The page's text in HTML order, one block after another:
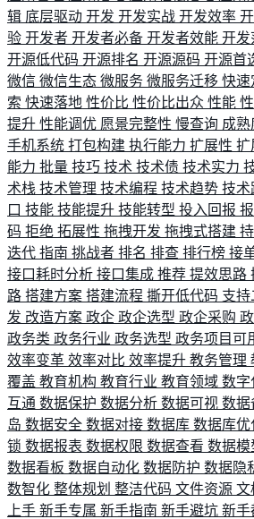
辑 底层驱动 开发 开发实战 开发效率
验 开发者 开发者必备 开发者效能 开发
开源低代码 开源排名 开源源码 开源首
微信 微信生态 微服务 微服务迁移 快速
索 快速落地 性价比 性价比出众 性能
提升 性能调优 愿景完整性 慢查询 成熟
手机系统 打包构建 执行能力 扩展性 扩
能力 批量 技巧 技术 技术债 技术实力
术栈 技术管理 技术编程 技术趋势 技术
口 技能 技能提升 技能转型 投入回报
码 拒绝 拓展性 拖拽开发 拖拽式搭建
迭代 指南 挑战者 排名 排查 排行榜 接
接口耗时分析 接口集成 推荐 提效思路
路 搭建方案 搭建流程 撕开低代码 支持
发 改造方案 政企 政企选型 政企采购
政务类 政务行业 政务选型 政务项目可
效率变革 效率对比 效率提升 教务管理
覆盖 教育机构 教育行业 教育领域 数字
互通 数据保护 数据分析 数据可视 数据
岛 数据安全 数据对接 数据库 数据库优
锁 数据报表 数据权限 数据查看 数据模
数据看板 数据自动化 数据防护 数据隐
数智化 整体规划 整洁代码 文件资源 文
上手 新手专属 新手指南 新手避坑 新手